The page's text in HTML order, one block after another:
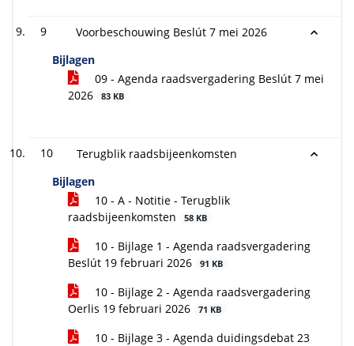
9
Voorbeschouwing Beslút 7 mei 2026
Bijlagen
09 - Agenda raadsvergadering Beslút 7 mei
2026
83 KB
10
Terugblik raadsbijeenkomsten
Bijlagen
10 - A - Notitie - Terugblik
raadsbijeenkomsten
58 KB
10 - Bijlage 1 - Agenda raadsvergadering
Beslút 19 februari 2026
91 KB
10 - Bijlage 2 - Agenda raadsvergadering
Oerlis 19 februari 2026
71 KB
10 - Bijlage 3 - Agenda duidingsdebat 23